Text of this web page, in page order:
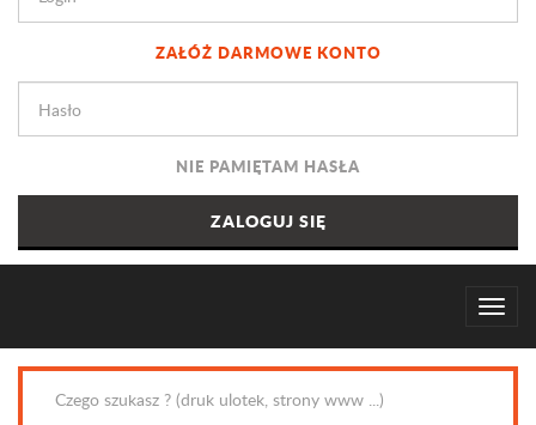
ZAŁÓŻ DARMOWE KONTO
NIE PAMIĘTAM HASŁA